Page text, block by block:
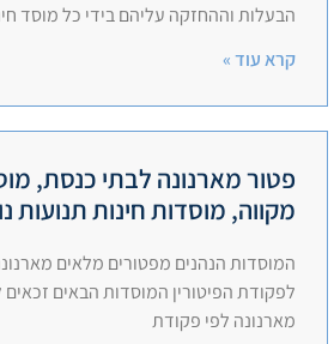
הבעלות וההחזקה עליהם בידי כל מוסד
קרא עוד »
פטור מארנונה לבתי כנסת,
מקווה, מוסדות חינות תנועות
לפקודת הפיטורין המוסדות הבאים
מארנונה לפי פקודת